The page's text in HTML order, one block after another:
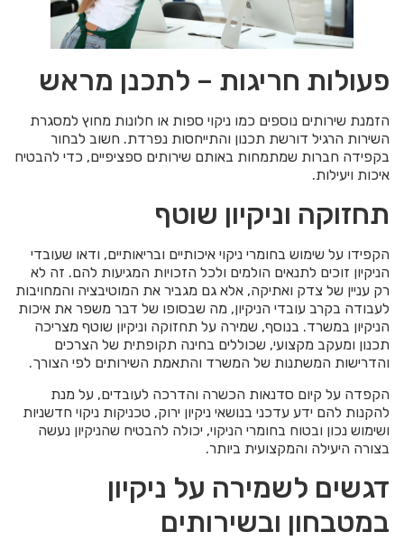
פעולות חריגות – לתכנן מראש
הזמנת שירותים נוספים כמו ניקוי ספות או חלונות מחוץ למסגרת
השירות הרגיל דורשת תכנון והתייחסות נפרדת. חשוב לבחור
בקפידה חברות שמתמחות באותם שירותים ספציפיים, כדי להבטיח
איכות ויעילות.
תחזוקה וניקיון שוטף
הקפידו על שימוש בחומרי ניקוי איכותיים ובריאותיים, ודאו שעובדי
הניקיון זוכים לתנאים הולמים ולכל הזכויות המגיעות להם. זה לא
רק עניין של צדק ואתיקה, אלא גם מגביר את המוטיבציה והמחויבות
לעבודה בקרב עובדי הניקיון, מה שבסופו של דבר משפר את איכות
הניקיון במשרד. בנוסף, שמירה על תחזוקה וניקיון שוטף מצריכה
תכנון ומעקב מקצועי, שכוללים בחינה תקופתית של הצרכים
והדרישות המשתנות של המשרד והתאמת השירותים לפי הצורך.
הקפדה על קיום סדנאות הכשרה והדרכה לעובדים, על מנת
להקנות להם ידע עדכני בנושאי ניקיון ירוק, טכניקות ניקוי חדשניות
ושימוש נכון ובטוח בחומרי הניקוי, יכולה להבטיח שהניקיון נעשה
בצורה היעילה והמקצועית ביותר.
דגשים לשמירה על ניקיון
במטבחון ובשירותים